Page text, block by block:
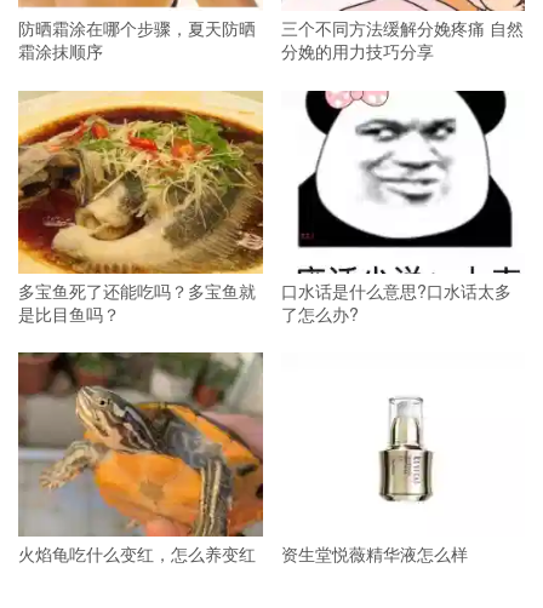
防晒霜涂在哪个步骤，夏天防晒
霜涂抹顺序
三个不同方法缓解分娩疼痛 自然
分娩的用力技巧分享
多宝鱼死了还能吃吗？多宝鱼就
是比目鱼吗？
口水话是什么意思?口水话太多
了怎么办?
火焰龟吃什么变红，怎么养变红 资生堂悦薇精华液怎么样